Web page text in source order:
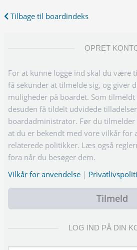
Tilbage til boardindeks
OPRET
For at kunne logge ind skal du være
få sekunder at tilmelde sig, og giver
muligheder på boardet. Som
desuden få tildelt udvidede
boardadministrator. Før du tilmelder
at du er bekendt med vore vilkår for
relaterede politikker. Læs også
fora når du besøger dem.
Vilkår for anvendelse |
Tilmeld
LOG IND PÅ DIN